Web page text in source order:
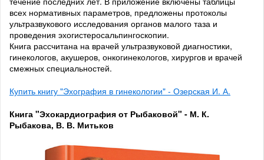
всех нормативных параметров, предложены протоколы
ультразвукового исследования органов малого таза и
проведения эхогистеросальпингоскопии.
Книга рассчитана на врачей ультразвуковой диагностики,
гинекологов, акушеров, онкогинекологов, хирургов и врачей
смежных специальностей.
Купить книгу "Эхография в гинекологии" - Озерская И. А.
Книга "Эхокардиография от Рыбаковой" - М. К.
Рыбакова, В. В. Митьков